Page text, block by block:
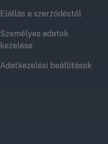
Elállás a szerződéstől
Személyes adatok
kezelése
Adatkezelési beállítások